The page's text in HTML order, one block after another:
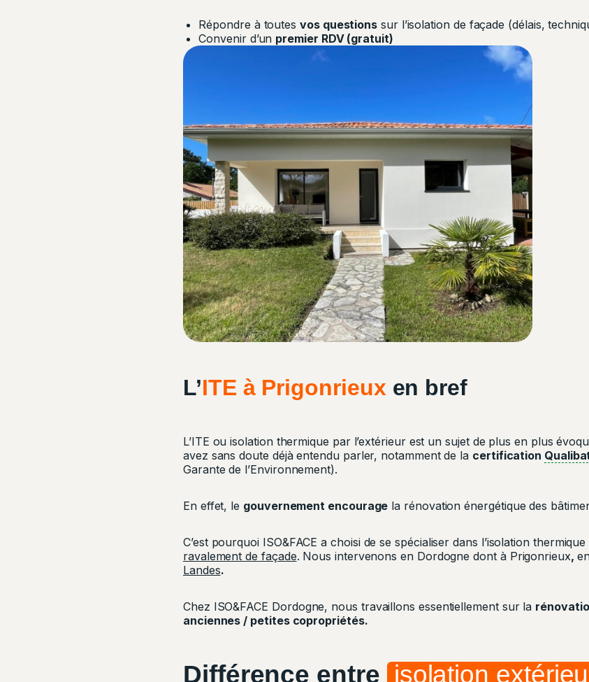
Répondre à toutesvos questions sur l’isolation de façade (délais,
Convenir d’un premier RDV (gratuit)
L’ITE à Prigonrieuxen bref
L’ITE ou isolation thermique par l’extérieur est un sujet de plus en plus
avez sans doute déjà entendu parler, notamment de la certification
Garante de l’Environnement).
En effet, le gouvernement encourage la rénovation énergétique des
C’est pourquoi ISO&FACE a choisi de se spécialiser dans l’isolation
ravalement de façade. Nous intervenons en Dordogne dont à Prigonrieux,
Landes.
Chez ISO&FACE Dordogne, nous travaillons essentiellement sur la
anciennes / petites copropriétés.
Différence entre isolation